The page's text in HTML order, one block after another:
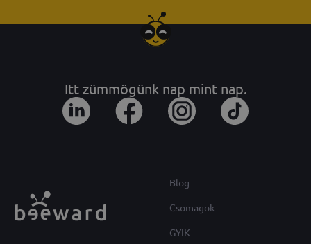
Itt zümmögünk nap mint nap.
Blog
Csomagok
GYIK